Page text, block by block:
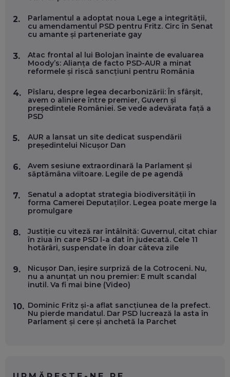
MARIUS PAȘCULEA, COFONDATOR AL KULTH: CUM
FOLOSEȘTI TEHNOLOGIA CA SĂ ÎȚI DESCHIZI DRUMUL
CĂTRE ARTĂ, LA NIVEL GLOBAL
ANDREI AVĂDANEI, BIT SENTINEL: CUM ÎȚI PROTEJEZI
CARIERĂ DE „HACKER CU PERMIS”
EP. 56
ÎNVAȚĂ AEO ȘI GEO!
EP. 55
OLIVIU MATEI, HOLISUN: SOFTWARE DE LA CLUJ PENTRU
VERTICALE FĂRĂ PĂMÂNT
EP. 54
VALENTIN VANCEA, CEO AL PATRIA BANK: AUTOMATIZĂM
PROCESE, DAR CE FACEM CÂND PICĂ BAZA DE DATE, LA
INSTITUȚIILE STATULUI?
EP. 53
VOICU OPREAN (AROBS): CUM CONSTRUIEȘTI O COMPANIE
GLOBALĂ, FĂRĂ SĂ PIERZI LEGĂTURA CU COMUNITATEA
EP. 52
ROBERT GRAUR, FOMO: SPEAKERUL PE SCENĂ, INVITATUL
2.
Parlamentul a adoptat noua Lege a integrității,
cu amendamentul PSD pentru Fritz. Circ în Senat
cu amante și parteneriate gay
3.
Atac frontal al lui Bolojan înainte de evaluarea
Moody’s: Alianța de facto PSD-AUR a minat
reformele și riscă sancțiuni pentru România
4.
Pîslaru, despre legea decarbonizării: În sfârșit,
avem o aliniere între premier, Guvern și
președintele României. Se vede adevărata față a
PSD
5.
AUR a lansat un site dedicat suspendării
președintelui Nicușor Dan
6.
Avem sesiune extraordinară la Parlament și
săptămâna viitoare. Legile de pe agendă
7.
Senatul a adoptat strategia biodiversității în
forma Camerei Deputaților. Legea poate merge la
promulgare
8.
Justiție cu viteză rar întâlnită: Guvernul, citat chiar
în ziua în care PSD l-a dat în judecată. Cele 11
hotărâri, suspendate în doar câteva zile
9.
Nicușor Dan, ieșire surpriză de la Cotroceni. Nu,
nu a anunțat un nou premier: E mult scandal
inutil. Va fi mai bine (Video)
10. Dominic Fritz și-a aflat sancțiunea de la prefect.
Nu pierde mandatul. Dar PSD lucrează la asta în
Parlament și cere și anchetă la Parchet